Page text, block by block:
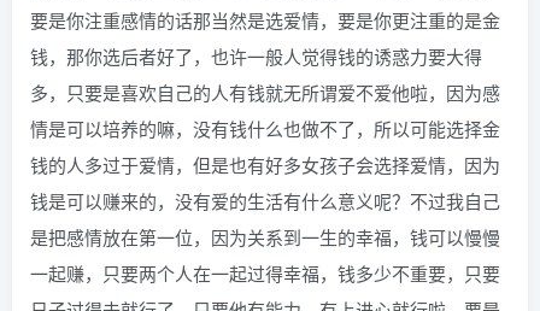
要是你注重感情的话那当然是选爱情，要是你更注重的是金
钱，那你选后者好了，也许一般人觉得钱的诱惑力要大得
多，只要是喜欢自己的人有钱就无所谓爱不爱他啦，因为感
情是可以培养的嘛，没有钱什么也做不了，所以可能选择金
钱的人多过于爱情，但是也有好多女孩子会选择爱情，因为
钱是可以赚来的，没有爱的生活有什么意义呢？不过我自己
是把感情放在第一位，因为关系到一生的幸福，钱可以慢慢
一起赚，只要两个人在一起过得幸福，钱多少不重要，只要